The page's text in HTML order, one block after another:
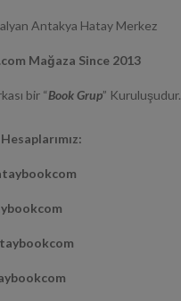
Antakya Hatay Merkez
Mağaza Since 2013
bir “Book Grup” Kuruluşudur.